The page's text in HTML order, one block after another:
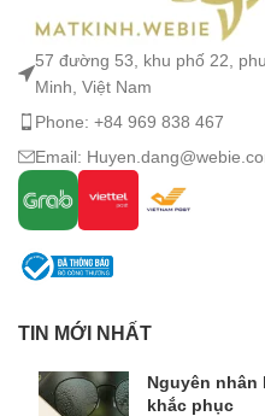
57 đường 53, khu phố 22,
Minh, Việt Nam
Phone: +84 969 838 467
Email:
TIN MỚI NHẤT
Nguyên nhân
khắc phục